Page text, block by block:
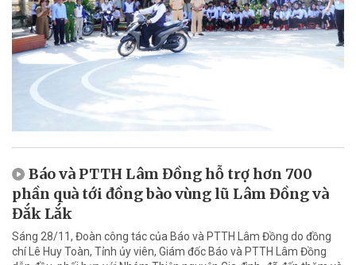
Báo và PTTH Lâm Đồng hỗ trợ hơn 700
phần quà tới đồng bào vùng lũ Lâm Đồng và
Đắk Lắk
Sáng 28/11, Đoàn công tác của Báo và PTTH Lâm Đồng do đồng
chí Lê Huy Toàn, Tỉnh ủy viên, Giám đốc Báo và PTTH Lâm Đồng